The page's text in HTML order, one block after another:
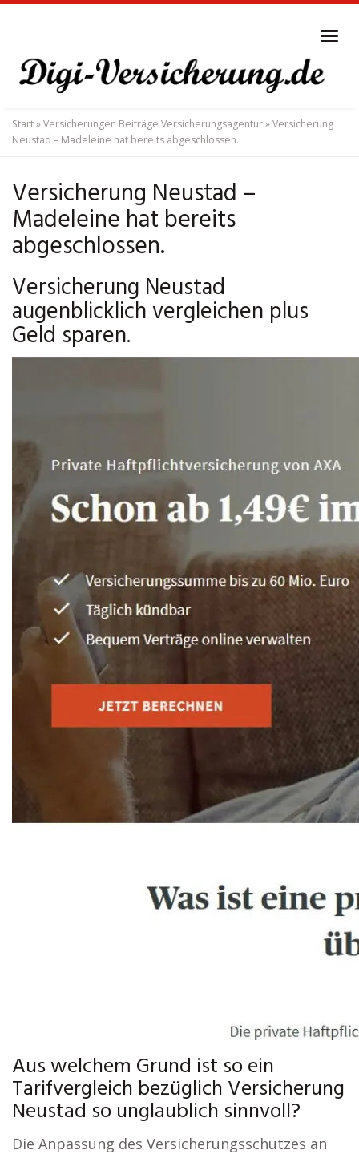
main
content
Start»Versicherungen Beiträge Versicherungsagentur»Versicherung
Neustad – Madeleine hat bereits abgeschlossen.
Versicherung Neustad –
Madeleine hat bereits
abgeschlossen.
Versicherung Neustad
augenblicklich vergleichen plus
Geld sparen.
Aus welchem Grund ist so ein
Tarifvergleich bezüglich Versicherung
Neustad so unglaublich sinnvoll?
Die Anpassung des Versicherungsschutzes an